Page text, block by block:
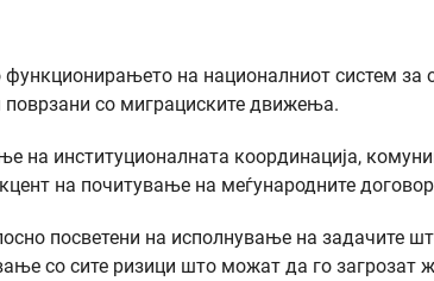
на националниот систем за
поврзани со миграциските движења.
на институционалната координација,
на почитување на меѓународните
посветени на исполнување на задачите
со сите ризици што можат да го загрозат